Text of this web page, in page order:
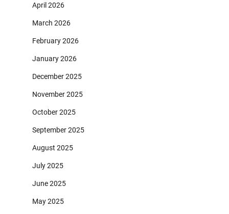
April 2026
March 2026
February 2026
January 2026
December 2025
November 2025
October 2025
September 2025
August 2025
July 2025
June 2025
May 2025